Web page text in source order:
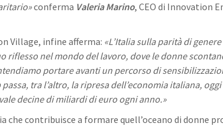
conferma Valeria Marino, CEO di Innovation
Village, infine afferma: «L’Italia sulla parità di
riflesso nel mondo del lavoro, dove le donne
portare avanti un percorso di
tra l’altro, la ripresa dell’economia italiana,
decine di miliardi di euro ogni anno.»
che contribuisce a formare quell’oceano di donne